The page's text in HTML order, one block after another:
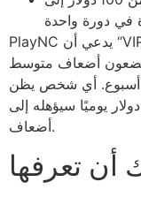
PlayNC يدعي أن “VIP” يعني خدمة مميزة، لكن في الواقع هو
يضعون أضعاف متوسط
حوالي 3 000 دولار في أسبوع. أي شخص يظن
أن 100 دولار يوميًا سيؤهله إلى “VIP” يخطئ حسابًا بسيطًا بخمسة
أضعاف.
أن تعرفها